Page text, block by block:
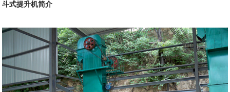
斗式提升机简介